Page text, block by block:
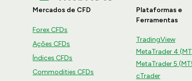
Mercados de CFD
Forex CFDs
Ações CFDs
Índices CFDs
Commodities CFDs
Plataformas e
Ferramentas
TradingView
MetaTrader 4
MetaTrader 5
cTrader